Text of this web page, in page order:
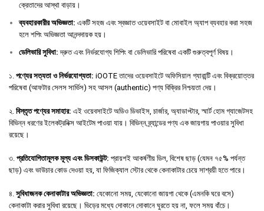
ক্রেতাদের আস্থা বাড়ায়।
ব্যবহারকারীর অভিজ্ঞতা: একটি সহজ এবং স্বজ্ঞাত ওয়েবসাইট বা মোবাইল অ্যাপ ব্যবহার করা সহজ
হলে শপিং অভিজ্ঞতা আনন্দদায়ক হয়।
ডেলিভারি সুবিধা: দ্রুত এবং নির্ভরযোগ্য শিপিং বা ডেলিভারি পরিষেবা একটি গুরুত্বপূর্ণ বিষয়।
১. পণ্যের সত্যতা ও নির্ভরযোগ্যতা: iOOTE তাদের ওয়েবসাইটে অফিসিয়াল গ্যারান্টি এবং বিক্রয়োত্তর
পরিষেবা (আফটার সেলস সার্ভিস) সহ আসল (authentic) পণ্য বিক্রির নিশ্চয়তা দেয়।
২. বিস্তৃত পণ্যের সমাহার: এই ওয়েবসাইটে অডিও ডিভাইস, চার্জার, অ্যাডাপ্টার, স্মার্ট হোম গ্যাজেটসহ
বিভিন্ন ধরণের ইলেকট্রনিক্স আইটেম পাওয়া যায়। বিভিন্ন ব্র্যান্ডের পণ্য এক জায়গায় পাওয়ার সুবিধা
রয়েছে।
৩. প্রতিযোগিতামূলক মূল্য এবং ডিসকাউন্ট: প্রায়শই আকর্ষণীয় ডিল, বিশেষ ছাড় (যেমন ৭৫% পর্যন্ত
ছাড়) এবং ভাউচার কোড দেওয়া হয়, যা ফিজিক্যাল স্টোর থেকে কেনাকাটার চেয়ে সাশ্রয়ী হতে পারে।
৪. সুবিধাজনক কেনাকাটার অভিজ্ঞতা: যেকোনো সময়, যেকোনো জায়গা থেকে (এমনকি ঘরে বসে)
কেনাকাটা করার সুবিধা রয়েছে। ভিড়ের মধ্যে দোকানে দোকানে ঘুরতে হয় না, ফলে সময় বাঁচে।